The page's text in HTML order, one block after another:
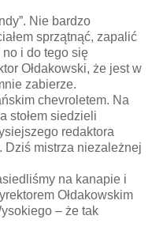
Nie bardzo
sprzątnąć, zapalić
i do tego się
Ołdakowski, że jest w
zabierze.
chevroletem. Na
stołem siedzieli
redaktora
Dziś mistrza niezależnej
na kanapie i
Ołdakowskim
– że tak